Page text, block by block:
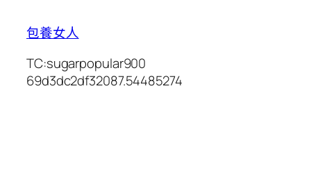
包養女人
TC:sugarpopular900
69d3dc2df32087.54485274